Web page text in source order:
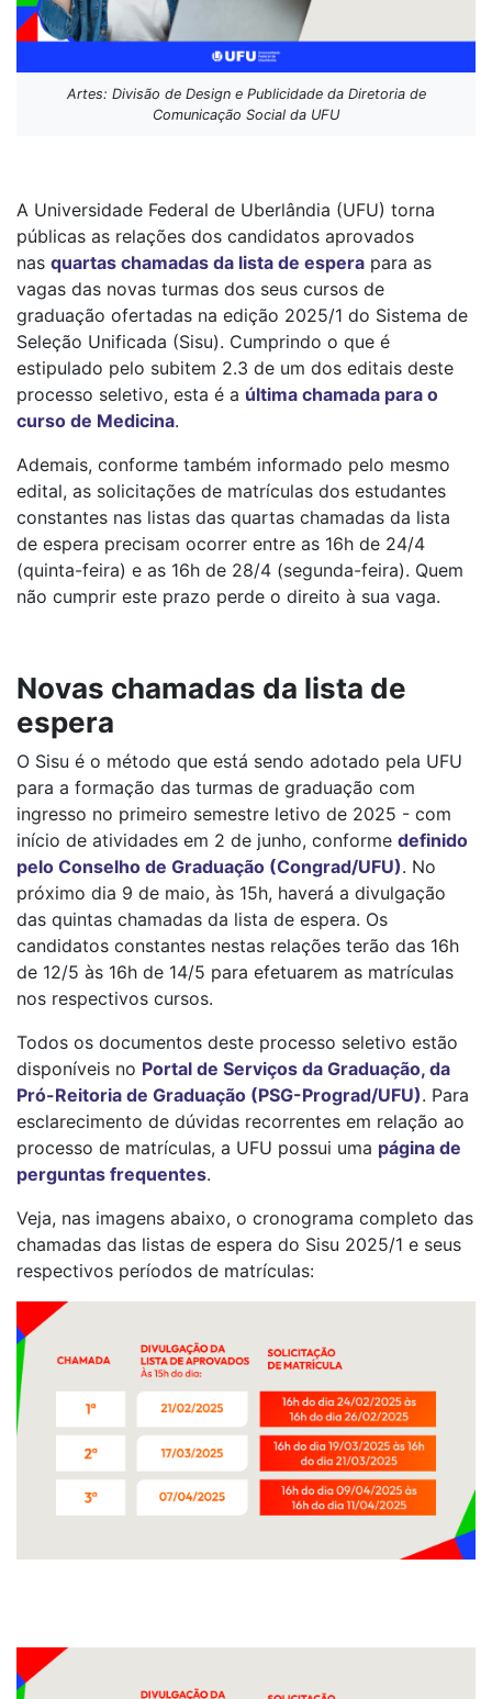
Artes: Divisão de Design e Publicidade da Diretoria de
Comunicação Social da UFU
A Universidade Federal de Uberlândia (UFU) torna
públicas as relações dos candidatos aprovados
nas quartas chamadas da lista de espera para as
vagas das novas turmas dos seus cursos de
graduação ofertadas na edição 2025/1 do Sistema de
Seleção Unificada (Sisu). Cumprindo o que é
estipulado pelo subitem 2.3 de um dos editais deste
processo seletivo, esta é a última chamada para o
curso de Medicina.
Ademais, conforme também informado pelo mesmo
edital, as solicitações de matrículas dos estudantes
constantes nas listas das quartas chamadas da lista
de espera precisam ocorrer entre as 16h de 24/4
(quinta-feira) e as 16h de 28/4 (segunda-feira). Quem
não cumprir este prazo perde o direito à sua vaga.
Novas chamadas da lista de
espera
O Sisu é o método que está sendo adotado pela UFU
para a formação das turmas de graduação com
ingresso no primeiro semestre letivo de 2025 - com
início de atividades em 2 de junho, conforme definido
pelo Conselho de Graduação (Congrad/UFU). No
próximo dia 9 de maio, às 15h, haverá a divulgação
das quintas chamadas da lista de espera. Os
candidatos constantes nestas relações terão das 16h
de 12/5 às 16h de 14/5 para efetuarem as matrículas
nos respectivos cursos.
Todos os documentos deste processo seletivo estão
disponíveis no Portal de Serviços da Graduação, da
Pró-Reitoria de Graduação (PSG-Prograd/UFU). Para
esclarecimento de dúvidas recorrentes em relação ao
processo de matrículas, a UFU possui uma página de
perguntas frequentes.
Veja, nas imagens abaixo, o cronograma completo das
chamadas das listas de espera do Sisu 2025/1 e seus
respectivos períodos de matrículas: